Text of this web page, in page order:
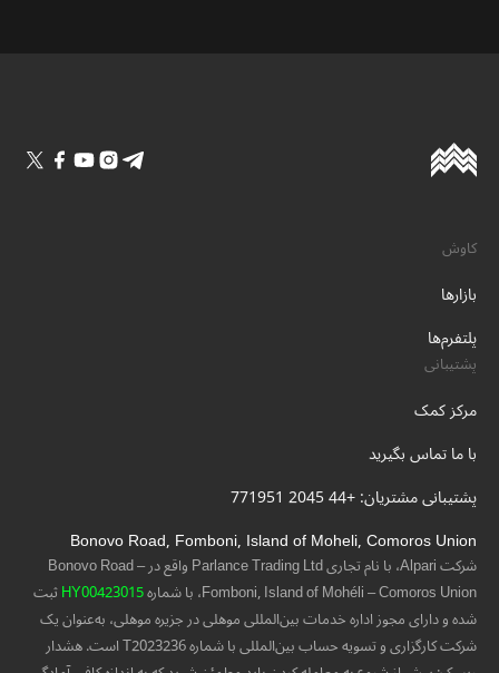
کاوش
بازارها
پلتفرم‌ها
پشتیبانی
مرکز کمک
با ما تماس بگیرید
پشتیبانی مشتریان: +44 2045 771951
Bonovo Road, Fomboni, Island of Moheli, Comoros Union
شرکت Alpari، با نام تجاری Parlance Trading Ltd واقع در Bonovo Road –
Fomboni, Island of Mohéli – Comoros Union، با شماره
HY00423015ثبت
شده و دارای مجوز اداره خدمات بین‌المللی موهلی در جزیره موهلی، به‌عنوان یک
شرکت کارگزاری و تسویه حساب بین‌المللی با شماره T2023236 است. هشدار